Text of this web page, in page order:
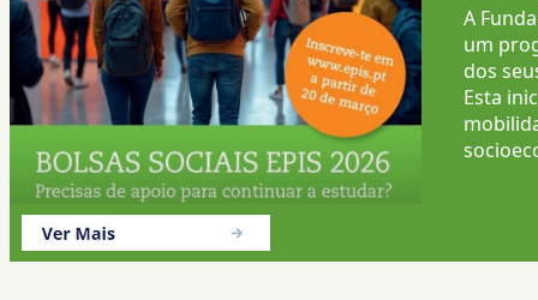
A
um
dos
Esta